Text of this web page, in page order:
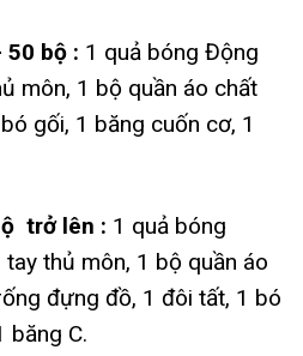
50 bộ : 1 quả bóng Động
môn, 1 bộ quần áo chất
gối, 1 băng cuốn cơ, 1
trở lên : 1 quả bóng
thủ môn, 1 bộ quần áo
đựng đồ, 1 đôi tất, 1 bó
băng C.